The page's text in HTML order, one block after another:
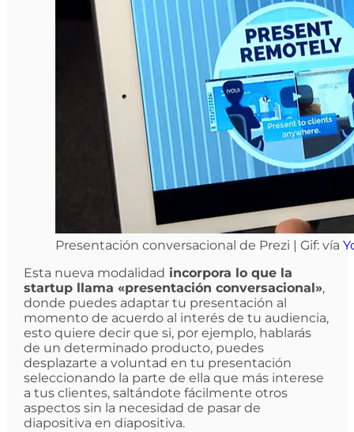
Presentación conversacional de Prezi | Gif: vía
Esta nueva modalidad incorpora lo que la
startup llama «presentación conversacional»,
donde puedes adaptar tu presentación al
momento de acuerdo al interés de tu audiencia,
esto quiere decir que si, por ejemplo, hablarás
de un determinado producto, puedes
desplazarte a voluntad en tu presentación
seleccionando la parte de ella que más interese
a tus clientes, saltándote fácilmente otros
aspectos sin la necesidad de pasar de
diapositiva en diapositiva.